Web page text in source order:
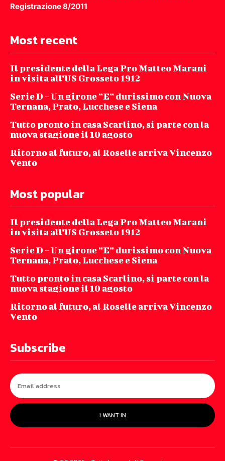
Registrazione 8/2011
Most recent
Il presidente della Lega Pro Matteo Marani
in visita all’US Grosseto 1912
Serie D – Un girone ”E” durissimo con Nuova
Ternana, Prato, Lucchese e Siena
Tutto pronto in casa Scarlino, si parte con la
nuova stagione il 10 agosto
Ritorno al futuro, al Roselle arriva Vincenzo
Vento
Most popular
Il presidente della Lega Pro Matteo Marani
in visita all’US Grosseto 1912
Serie D – Un girone ”E” durissimo con Nuova
Ternana, Prato, Lucchese e Siena
Tutto pronto in casa Scarlino, si parte con la
nuova stagione il 10 agosto
Ritorno al futuro, al Roselle arriva Vincenzo
Vento
Subscribe
I WANT IN